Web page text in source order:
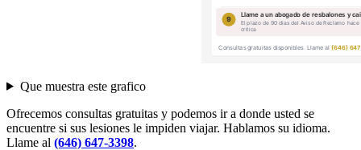
Que muestra este grafico
Ofrecemos consultas gratuitas y podemos ir a donde usted se
encuentre si sus lesiones le impiden viajar. Hablamos su idioma.
Llame al (646) 647-3398.